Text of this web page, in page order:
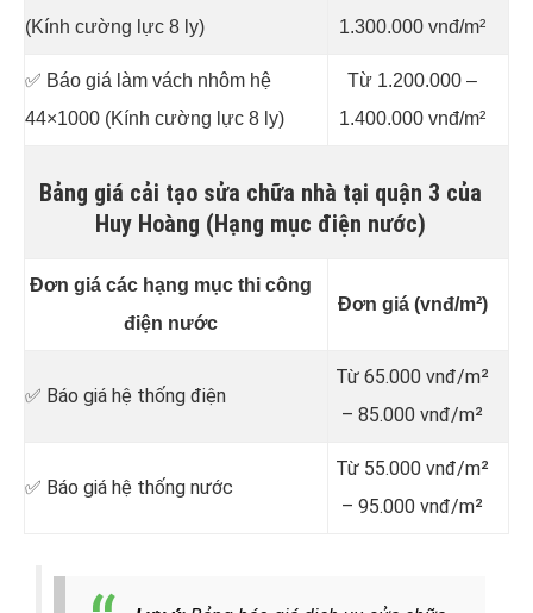
(Kính cường lực 8 ly)
1.300.000 vnđ/m²
✅ Báo giá làm vách nhôm hệ
44×1000 (Kính cường lực 8 ly)
Từ 1.200.000 –
1.400.000 vnđ/m²
Bảng giá cải tạo sửa chữa nhà tại quận 3 của
Huy Hoàng (Hạng mục điện nước)
Đơn giá các hạng mục thi công
điện nước
Đơn giá (vnđ/m²)
✅ Báo giá hệ thống điện
Từ 65.000 vnđ/m²
– 85.000 vnđ/m²
✅ Báo giá hệ thống nước
Từ 55.000 vnđ/m²
– 95.000 vnđ/m²